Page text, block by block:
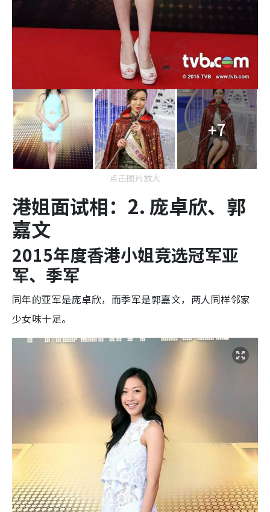
+7
点击图片放大
港姐面试相：2. 庞卓欣、郭
嘉文
2015年度香港小姐竞选冠军亚
军、季军
同年的亚军是庞卓欣，而季军是郭嘉文，两人同样邻家
少女味十足。